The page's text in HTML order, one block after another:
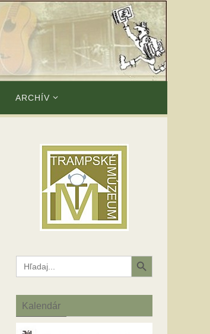
ARCHÍV
Search
for:
Search Button
Kalendár